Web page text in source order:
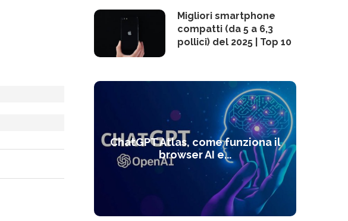
Migliori smartphone
compatti (da 5 a 6,3
pollici) del 2025 | Top 10
ChatGPT Atlas, come funziona il
browser AI e...